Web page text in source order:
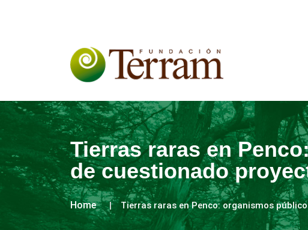
Tierras raras en
de cuestionado
Home Tierras raras en Penco: organismos